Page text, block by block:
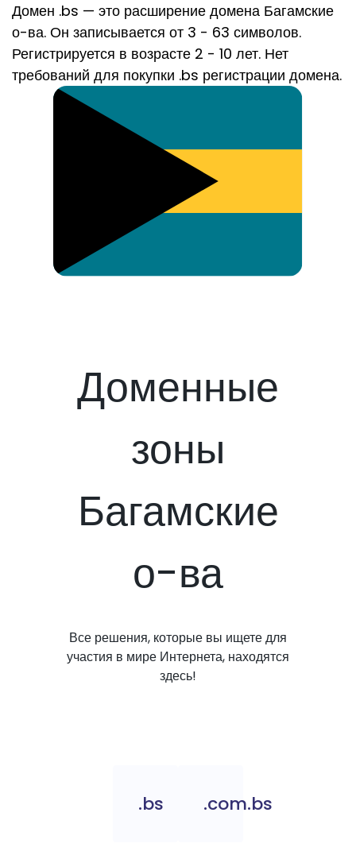
Домен .bs — это расширение домена Багамские
о-ва. Он записывается от 3 - 63 символов.
Регистрируется в возрасте 2 - 10 лет. Нет
требований для покупки .bs регистрации домена.
Доменные
зоны
Багамские
о-ва
Все решения, которые вы ищете для
участия в мире Интернета, находятся
здесь!
.bs .com.bs